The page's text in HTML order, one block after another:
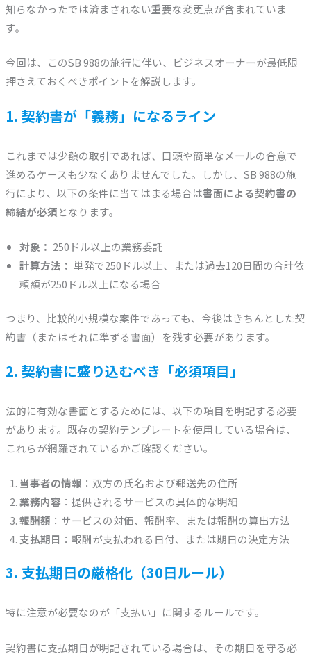
知らなかったでは済まされない重要な変更点が含まれていま
す。
今回は、このSB 988の施行に伴い、ビジネスオーナーが最低限
押さえておくべきポイントを解説します。
1. 契約書が「義務」になるライン
これまでは少額の取引であれば、口頭や簡単なメールの合意で
進めるケースも少なくありませんでした。しかし、SB 988の施
行により、以下の条件に当てはまる場合は書面による契約書の
締結が必須となります。
対象： 250ドル以上の業務委託
計算方法： 単発で250ドル以上、または過去120日間の合計依
頼額が250ドル以上になる場合
つまり、比較的小規模な案件であっても、今後はきちんとした契
約書（またはそれに準ずる書面）を残す必要があります。
2. 契約書に盛り込むべき「必須項目」
法的に有効な書面とするためには、以下の項目を明記する必要
があります。既存の契約テンプレートを使用している場合は、
これらが網羅されているかご確認ください。
当事者の情報 ：双方の氏名および郵送先の住所
業務内容 ：提供されるサービスの具体的な明細
報酬額 ：サービスの対価、報酬率、または報酬の算出方法
支払期日 ：報酬が支払われる日付、または期日の決定方法
3. 支払期日の厳格化（30日ルール）
特に注意が必要なのが「支払い」に関するルールです。
契約書に支払期日が明記されている場合は、その期日を守る必